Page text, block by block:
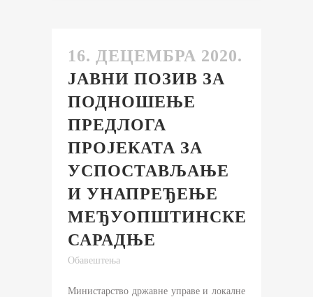
16. ДЕЦЕМБРА 2020.
ЈАВНИ ПОЗИВ ЗА
ПОДНОШЕЊЕ
ПРЕДЛОГА
ПРОЈЕКАТА ЗА
УСПОСТАВЉАЊЕ
И УНАПРЕЂЕЊЕ
МЕЂУОПШТИНСКЕ
САРАДЊЕ
Обавештења
Министарство државне управе и локалне